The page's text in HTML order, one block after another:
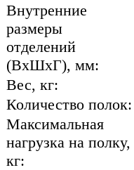
Внутренние
размеры
отделений
(ВхШхГ), мм:
Вес, кг:
Количество полок:
Максимальная
нагрузка на полку,
кг: